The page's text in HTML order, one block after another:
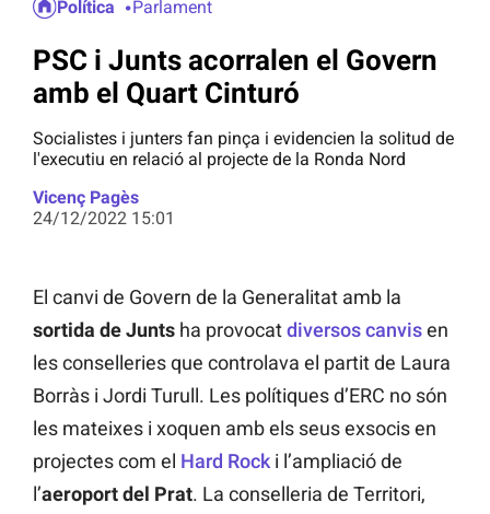
Política Parlament
PSC i Junts acorralen el Govern
amb el Quart Cinturó
Socialistes i junters fan pinça i evidencien la solitud de
l'executiu en relació al projecte de la Ronda Nord
Vicenç Pagès
24/12/2022 15:01
El canvi de Govern de la Generalitat amb la
sortida de Junts ha provocatdiversos canvisen
les conselleries que controlava el partit de Laura
Borràs i Jordi Turull. Les polítiques d’ERC no són
les mateixes i xoquen amb els seus exsocis en
projectes com el Hard Rock i l’ampliació de
l’aeroport del Prat. La conselleria de Territori,